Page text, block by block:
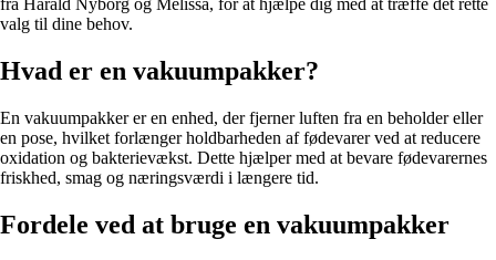
valg til dine behov.
Hvad er en vakuumpakker?
En vakuumpakker er en enhed, der fjerner luften fra en beholder eller
en pose, hvilket forlænger holdbarheden af fødevarer ved at reducere
oxidation og bakterievækst. Dette hjælper med at bevare fødevarernes
friskhed, smag og næringsværdi i længere tid.
Fordele ved at bruge en vakuumpakker